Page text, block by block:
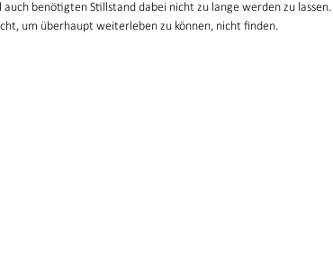
benötigten Stillstand dabei nicht zu lange werden zu lassen.
um überhaupt weiterleben zu können, nicht finden.